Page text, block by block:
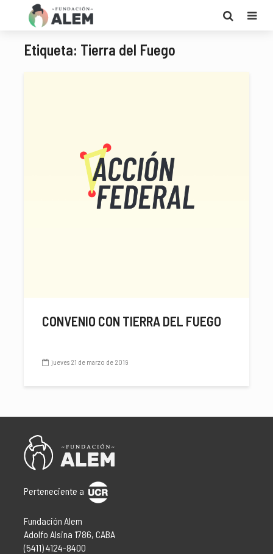
Etiqueta: Tierra del Fuego
CONVENIO CON TIERRA DEL FUEGO
jueves 21 de marzo de 2019
Perteneciente a
Fundación Alem
Adolfo Alsina 1786, CABA
(5411) 4124-8400